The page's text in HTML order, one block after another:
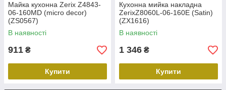
Майка кухонна Zerix Z4843-
06-160MD (micro decor)
(ZS0567)
В наявності
911 ₴
Купити
Кухонна мийка накладна
ZerixZ8060L-06-160E (Satin)
(ZX1616)
В наявності
1 346 ₴
Купити